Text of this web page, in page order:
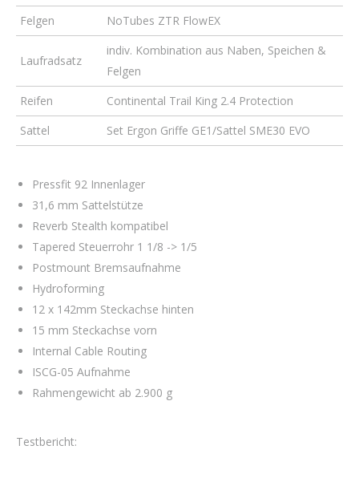
Felgen
NoTubes ZTR FlowEX
Laufradsatz
indiv. Kombination aus Naben, Speichen &
Felgen
Reifen
Continental Trail King 2.4 Protection
Sattel
Set Ergon Griffe GE1/Sattel SME30 EVO
Pressfit 92 Innenlager
31,6 mm Sattelstütze
Reverb Stealth kompatibel
Tapered Steuerrohr 1 1/8 -> 1/5
Postmount Bremsaufnahme
Hydroforming
12 x 142mm Steckachse hinten
15 mm Steckachse vorn
Internal Cable Routing
ISCG-05 Aufnahme
Rahmengewicht ab 2.900 g
Testbericht: